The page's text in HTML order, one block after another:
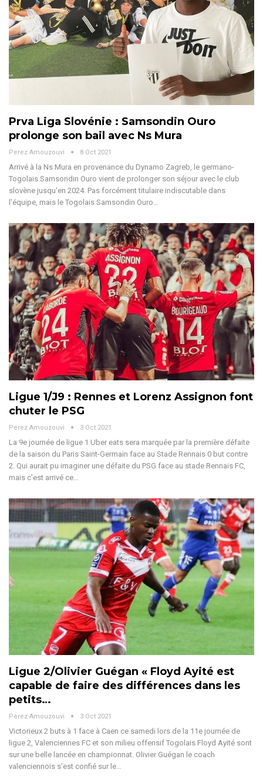
Prva Liga Slovénie : Samsondin Ouro
prolonge son bail avec Ns Mura
Perez Amouzouvi 8 Oct 2021
Arrivé à la Ns Mura en provenance du Dynamo Zagreb, le germano-
Togolais Samsondin Ouro vient de prolonger son séjour avec le club
slovène jusqu'en 2024. Pas forcément titulaire indiscutable dans
l'équipe, mais le Togolais Samsondin Ouro…
Ligue 1/J9 : Rennes et Lorenz Assignon font
chuter le PSG
Perez Amouzouvi 3 Oct 2021
La 9e journée de ligue 1 Uber eats sera marquée par la première défaite
de la saison du Paris Saint-Germain face au Stade Rennais 0 but contre
2. Qui aurait pu imaginer une défaite du PSG face au stade Rennais FC,
mais c'est arrivé ce…
Ligue 2/Olivier Guégan « Floyd Ayité est
capable de faire des différences dans les
petits…
Perez Amouzouvi 3 Oct 2021
Victorieux 2 buts à 1 face à Caen ce samedi lors de la 11e journée de
ligue 2, Valenciennes FC et son milieu offensif Togolais Floyd Ayité sont
sur une belle lancée en championnat. Olivier Guégan le coach
valenciennois s'est confié sur le…